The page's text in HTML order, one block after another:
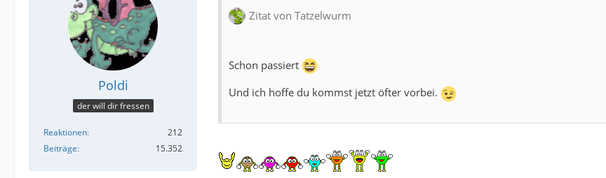
Poldi
der will dir fressen
Reaktionen
212
Beiträge
15.352
Zitat von Tatzelwurm
Schon passiert
Und ich hoffe du kommst jetzt öfter vorbei.